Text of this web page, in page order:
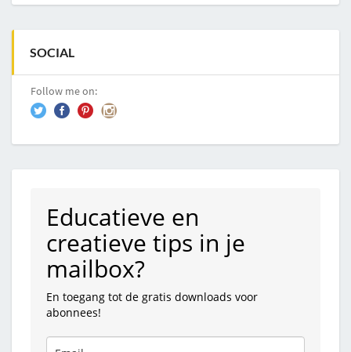
SOCIAL
Follow me on:
Educatieve en
creatieve tips in je
mailbox?
En toegang tot de gratis downloads voor
abonnees!